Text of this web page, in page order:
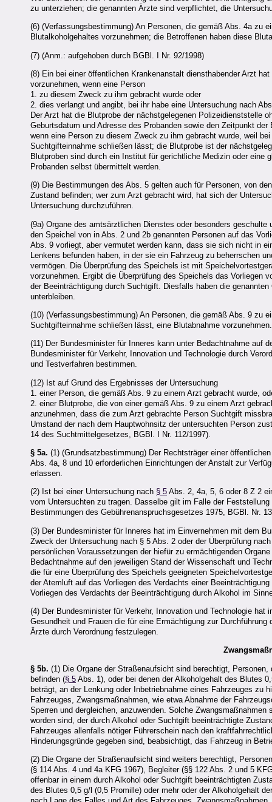
zu unterziehen; die genannten Ärzte sind verpflichtet, die
(6) (Verfassungsbestimmung) An Personen, die gemäß Abs. 4a zu
Blutalkoholgehaltes vorzunehmen; die Betroffenen haben diese
(7) (Anm.: aufgehoben durch BGBl. I Nr. 92/1998)
(8) Ein bei einer öffentlichen Krankenanstalt diensthabender Arzt
vorzunehmen, wenn eine Person
1. zu diesem Zweck zu ihm gebracht wurde oder
2. dies verlangt und angibt, bei ihr habe eine Untersuchung nach
Der Arzt hat die Blutprobe der nächstgelegenen Polizeidienststelle
Geburtsdatum und Adresse des Probanden sowie den Zeitpunkt
wenn eine Person zu diesem Zweck zu ihm gebracht wurde, weil
Suchtgifteinnahme schließen lässt; die Blutprobe ist der
Blutproben sind durch ein Institut für gerichtliche Medizin oder eine
Probanden selbst übermittelt werden.
(9) Die Bestimmungen des Abs. 5 gelten auch für Personen, von
Zustand befinden; wer zum Arzt gebracht wird, hat sich der
Untersuchung durchzuführen.
(9a) Organe des amtsärztlichen Dienstes oder besonders
den Speichel von in Abs. 2 und 2b genannten Personen auf das
Abs. 9 vorliegt, aber vermutet werden kann, dass sie sich nicht in
Lenkens befunden haben, in der sie ein Fahrzeug zu beherrschen
vermögen. Die Überprüfung des Speichels ist mit
vorzunehmen. Ergibt die Überprüfung des Speichels das Vorliegen
der Beeinträchtigung durch Suchtgift. Diesfalls haben die
unterbleiben.
(10) (Verfassungsbestimmung) An Personen, die gemäß Abs. 9 zu
Suchtgifteinnahme schließen lässt, eine Blutabnahme
(11) Der Bundesminister für Inneres kann unter Bedachtnahme auf
Bundesminister für Verkehr, Innovation und Technologie durch
und Testverfahren bestimmen.
(12) Ist auf Grund des Ergebnisses der Untersuchung
1. einer Person, die gemäß Abs. 9 zu einem Arzt gebracht wurde,
2. einer Blutprobe, die von einer gemäß Abs. 9 zu einem Arzt
anzunehmen, dass die zum Arzt gebrachte Person Suchtgift
Umstand der nach dem Hauptwohnsitz der untersuchten Person
14 des Suchtmittelgesetzes, BGBl. I Nr. 112/1997).
§ 5a. (1) (Grundsatzbestimmung) Der Rechtsträger einer
Abs. 4a, 8 und 10 erforderlichen Einrichtungen der Anstalt zur
erlassen.
(2) Ist bei einer Untersuchung nach § 5 Abs. 2, 4a, 5, 6 oder 8 Z 2
vom Untersuchten zu tragen. Dasselbe gilt im Falle der
Bestimmungen des Gebührenanspruchsgesetzes 1975, BGBl. Nr.
(3) Der Bundesminister für Inneres hat im Einvernehmen mit dem
Zweck der Untersuchung nach § 5 Abs. 2 oder der Überprüfung
persönlichen Voraussetzungen der hiefür zu ermächtigenden
Bedachtnahme auf den jeweiligen Stand der Wissenschaft und
die für eine Überprüfung des Speichels geeigneten
der Atemluft auf das Vorliegen des Verdachts einer
Vorliegen des Verdachts der Beeinträchtigung durch Alkohol im
(4) Der Bundesminister für Verkehr, Innovation und Technologie
Gesundheit und Frauen die für eine Ermächtigung zur
Ärzte durch Verordnung festzulegen.
§ 5b. (1) Die Organe der Straßenaufsicht sind berechtigt,
befinden (§ 5 Abs. 1), oder bei denen der Alkoholgehalt des Blutes
beträgt, an der Lenkung oder Inbetriebnahme eines Fahrzeuges
Fahrzeuges, Zwangsmaßnahmen, wie etwa Abnahme der
Sperren und dergleichen, anzuwenden. Solche
worden sind, der durch Alkohol oder Suchtgift beeinträchtigte
Fahrzeuges allenfalls nötiger Führerschein nach den
Hinderungsgründe gegeben sind, beabsichtigt, das Fahrzeug in
(2) Die Organe der Straßenaufsicht sind weiters berechtigt,
(§ 114 Abs. 4 und 4a KFG 1967), Begleiter (§§ 122 Abs. 2 und 5
offenbar in einem durch Alkohol oder Suchtgift beeinträchtigten
des Blutes 0,5 g/l (0,5 Promille) oder mehr oder der Alkoholgehalt